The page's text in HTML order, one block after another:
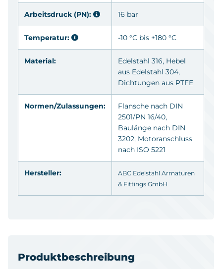
Produktbeschreibung
Arbeitsdruck (PN): 16 bar
Temperatur: -10 °C bis +180 °C
Material: Edelstahl 316, Hebel
aus Edelstahl 304,
Dichtungen aus PTFE
Normen/Zulassungen:
Flansche nach DIN
2501/PN 16/40,
Baulänge nach DIN
3202, Motoranschluss
nach ISO 5221
Hersteller:
ABC Edelstahl Armaturen
& Fittings GmbH